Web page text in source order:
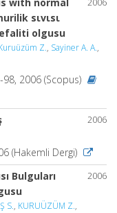
sιvιsι
olgusu
Z., Sayiner A. A.,
2006 (Scopus)
2006
(Hakemli Dergi)
2006
Bulguları
S., KURUÜZÜM Z.,